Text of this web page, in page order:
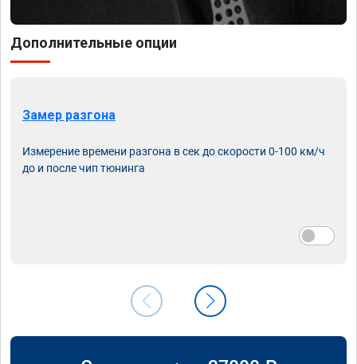
Дополнительные опции
Замер разгона
Измерение времени разгона в сек до скорости 0-100 км/ч
до и после чип тюнинга